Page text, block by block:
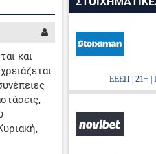
TV
και
ΕΕΕΠ | 21+